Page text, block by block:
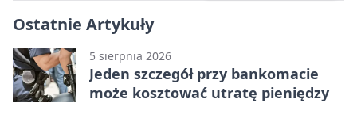
Ostatnie Artykuły
5 sierpnia 2026
Jeden szczegół przy bankomacie
może kosztować utratę pieniędzy